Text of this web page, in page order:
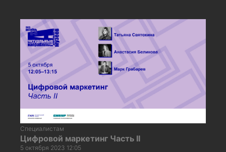
Специалистам
Цифровой маркетинг Часть II
5 октября 2023 12:05